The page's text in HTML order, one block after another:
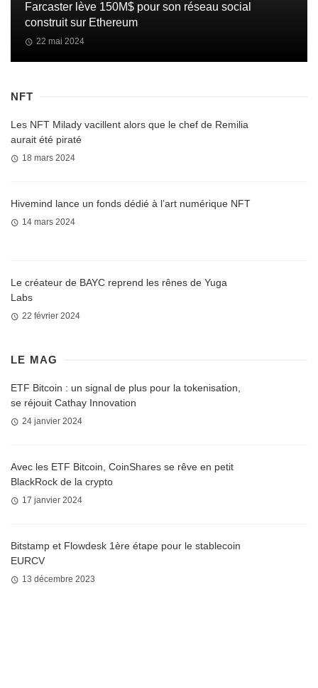
Farcaster lève 150M$ pour son réseau social
construit sur Ethereum
22 mai 2024
NFT
Les NFT Milady vacillent alors que le chef de Remilia
aurait été piraté
18 mars 2024
Hivemind lance un fonds dédié à l’art numérique NFT
14 mars 2024
Le créateur de BAYC reprend les rênes de Yuga
Labs
22 février 2024
LE MAG
ETF Bitcoin : un signal de plus pour la tokenisation,
se réjouit Cathay Innovation
24 janvier 2024
Avec les ETF Bitcoin, CoinShares se rêve en petit
BlackRock de la crypto
17 janvier 2024
Bitstamp et Flowdesk 1ère étape pour le stablecoin
EURCV
13 décembre 2023